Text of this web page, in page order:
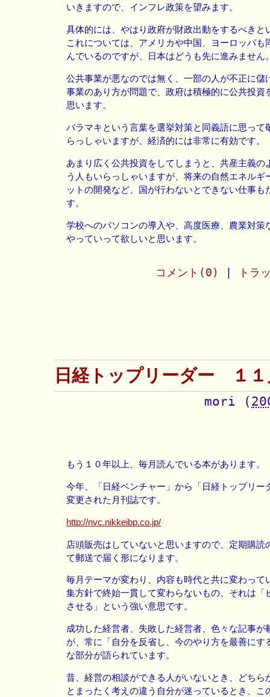
いきますので、インフレ政策を望みます。
具体的には、やはり政府が財政出動をするべきと
これについては、アメリカや中国、ヨーロッパも
んでいるのですが、日本はどうも先に進みません
公共事業が悪なのでは無く、一部の人が不正に儲
事業のあり方が問題で、政府は積極的に公共投資
思います。
バラマキという言葉を選挙対策と同義語に思って
らっしゃいますが、経済的には非常に有効です。
あまり広く公共投資をしてしまうと、共産主義の
う人もいらっしゃいますが、将来の自然エネルギ
ットの開発など、国が行わないとできない仕事も
す。
学校へのパソコンの導入や、高度医療、農業対策
やっていって欲しいと思います。
コメント(0) トラ
日経トップリーダー １１
mori (
もう１０年以上、毎月読んでいる本があります。
今年、「日経ベンチャー」から「日経トップリー
変更された月刊誌です。
http://nvc.nikkeibp.co.jp/
店頭販売はしていないと思いますので、定期購読
て郵送で届く形になります。
毎月テーマが変わり、内容も時代と共に変わって
集方針で終始一貫して変わらないもの、それは「
させる」という強い意思です。
成功した経営者、失敗した経営者、色々な記事が
が、常に「自分を反省し、今のやり方を最善にす
な部分が語られています。
昔、経営の相談ができる人がいないとき、どちら
とまったく考えの違う自分が迷っているとき、こ